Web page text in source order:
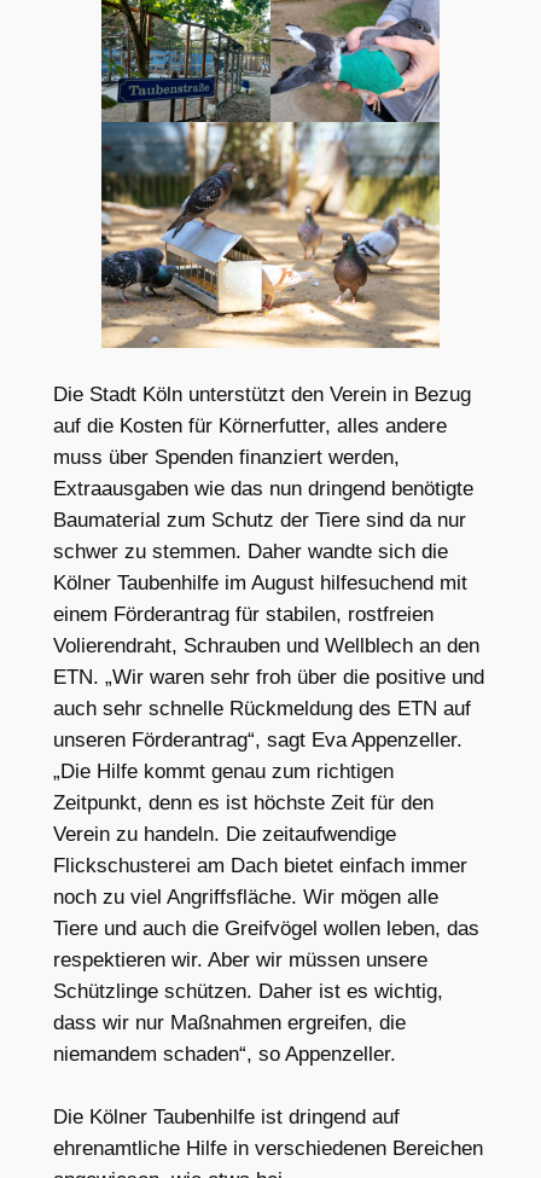
Die Stadt Köln unterstützt den Verein in Bezug
auf die Kosten für Körnerfutter, alles andere
muss über Spenden finanziert werden,
Extraausgaben wie das nun dringend benötigte
Baumaterial zum Schutz der Tiere sind da nur
schwer zu stemmen. Daher wandte sich die
Kölner Taubenhilfe im August hilfesuchend mit
einem Förderantrag für stabilen, rostfreien
Volierendraht, Schrauben und Wellblech an den
ETN. „Wir waren sehr froh über die positive und
auch sehr schnelle Rückmeldung des ETN auf
unseren Förderantrag“, sagt Eva Appenzeller.
„Die Hilfe kommt genau zum richtigen
Zeitpunkt, denn es ist höchste Zeit für den
Verein zu handeln. Die zeitaufwendige
Flickschusterei am Dach bietet einfach immer
noch zu viel Angriffsfläche. Wir mögen alle
Tiere und auch die Greifvögel wollen leben, das
respektieren wir. Aber wir müssen unsere
Schützlinge schützen. Daher ist es wichtig,
dass wir nur Maßnahmen ergreifen, die
niemandem schaden“, so Appenzeller.
Die Kölner Taubenhilfe ist dringend auf
ehrenamtliche Hilfe in verschiedenen Bereichen